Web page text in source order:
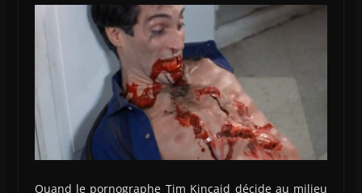
Quand le pornographe Tim Kincaid décide au milieu